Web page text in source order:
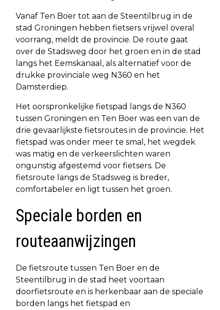
Vanaf Ten Boer tot aan de Steentilbrug in de
stad Groningen hebben fietsers vrijwel overal
voorrang, meldt de provincie. De route gaat
over de Stadsweg door het groen en in de stad
langs het Eemskanaal, als alternatief voor de
drukke provinciale weg N360 en het
Damsterdiep.
Het oorspronkelijke fietspad langs de N360
tussen Groningen en Ten Boer was een van de
drie gevaarlijkste fietsroutes in de provincie. Het
fietspad was onder meer te smal, het wegdek
was matig en de verkeerslichten waren
ongunstig afgestemd voor fietsers. De
fietsroute langs de Stadsweg is breder,
comfortabeler en ligt tussen het groen.
Speciale borden en
routeaanwijzingen
De fietsroute tussen Ten Boer en de
Steentilbrug in de stad heet voortaan
doorfietsroute en is herkenbaar aan de speciale
borden langs het fietspad en